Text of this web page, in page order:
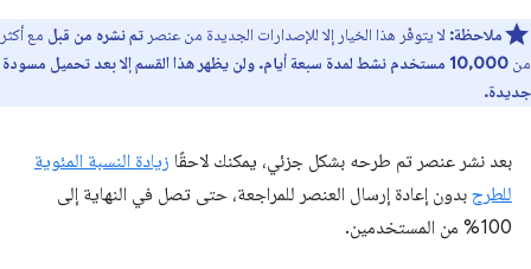
ملاحظة: لا يتوفّر هذا الخيار إلا للإصدارات الجديدة من عنصر تم نشره من قبل مع أكثر
من
10,000 مستخدم نشط لمدة سبعة أيام. ولن يظهر هذا القسم إلا بعد تحميل مسودة
جديدة.
بعد نشر عنصر تم طرحه بشكل جزئي، يمكنك لاحقًا زيادة النسبة المئوية
للطرح بدون إعادة إرسال العنصر للمراجعة، حتى تصل في النهاية إلى
100% من المستخدمين.